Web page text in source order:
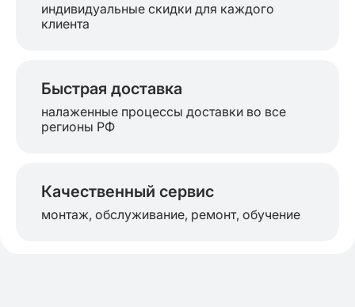
индивидуальные скидки для каждого
клиента
Быстрая доставка
налаженные процессы доставки во все
регионы РФ
Качественный сервис
монтаж, обслуживание, ремонт, обучение